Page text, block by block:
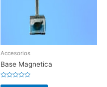
Accesorios
Base Magnetica
Rated